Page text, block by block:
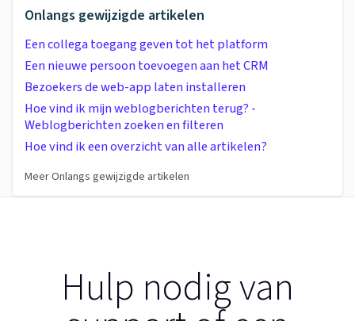
Onlangs gewijzigde artikelen
Een collega toegang geven tot het platform
Een nieuwe persoon toevoegen aan het CRM
Bezoekers de web-app laten installeren
Hoe vind ik mijn weblogberichten terug? -
Weblogberichten zoeken en filteren
Hoe vind ik een overzicht van alle artikelen?
Meer Onlangs gewijzigde artikelen
Hulp nodig van